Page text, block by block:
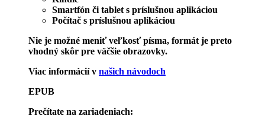
Smartfón či tablet s príslušnou aplikáciou
Počítač s príslušnou aplikáciou
Nie je možné meniť veľkosť písma, formát je preto
vhodný skôr pre väčšie obrazovky.
Viac informácií v našich návodoch
EPUB
Prečítate na zariadeniach: